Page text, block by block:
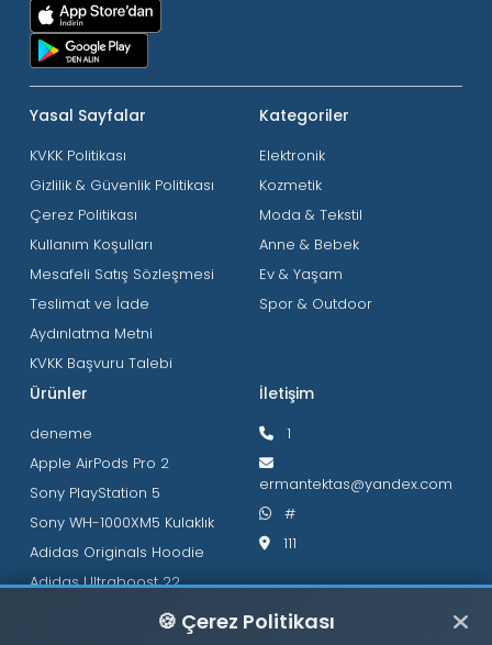
Yasal Sayfalar
KVKK Politikası
Gizlilik & Güvenlik Politikası
Çerez Politikası
Kullanım Koşulları
Mesafeli Satış Sözleşmesi
Teslimat ve İade
Aydınlatma Metni
KVKK Başvuru Talebi
Kategoriler
Elektronik
Kozmetik
Moda & Tekstil
Anne & Bebek
Ev & Yaşam
Spor & Outdoor
Ürünler
deneme
Apple AirPods Pro 2
Sony PlayStation 5
Sony WH-1000XM5 Kulaklık
Adidas Originals Hoodie
Adidas Ultraboost 22
İletişim
1
ermantektas@yandex.com
#
111
🍪 Çerez Politikası